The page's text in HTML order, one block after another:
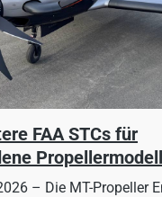
FAA STCs für
– Die MT-Propeller